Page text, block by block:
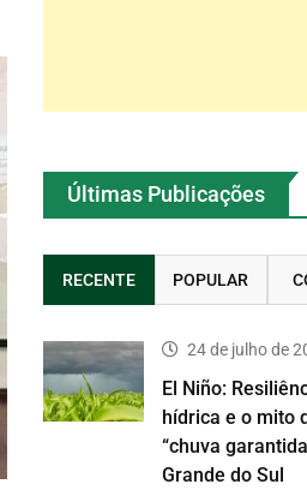
Últimas Publicações
RECENTE POPULAR
24 de julho de
El Niño:
hídrica e o mito
“chuva
Grande do Sul